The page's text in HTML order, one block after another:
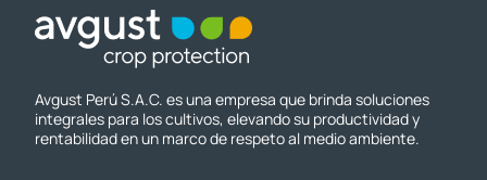
Avgust Perú S.A.C. es una empresa que brinda soluciones
integrales para los cultivos, elevando su productividad y
rentabilidad en un marco de respeto al medio ambiente.